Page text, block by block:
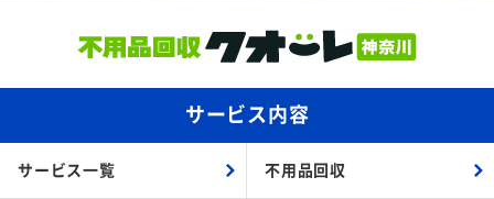
サービス内容
サービス一覧 不用品回収